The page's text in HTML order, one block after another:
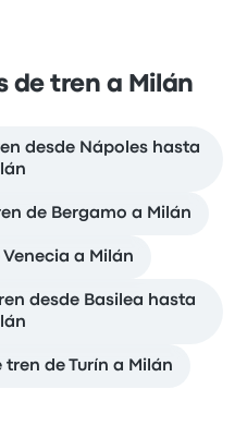
de tren a Milán
desde Nápoles hasta
de Bergamo a Milán
a Milán
desde Basilea hasta
de Turín a Milán